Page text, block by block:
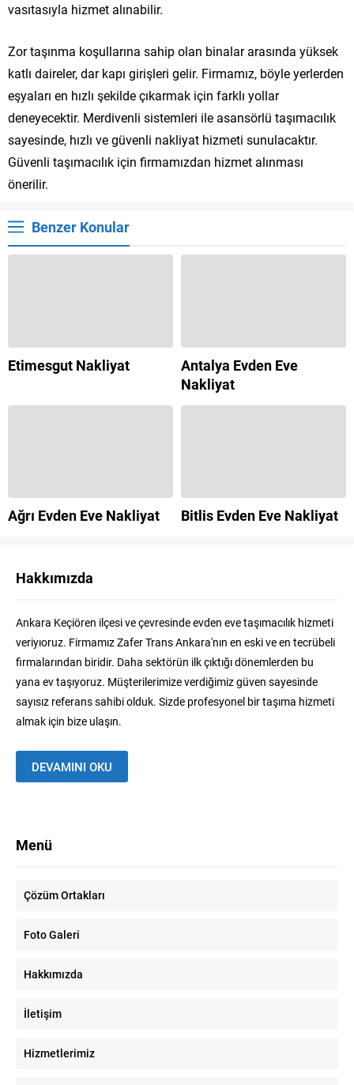
vasıtasıyla hizmet alınabilir.
Zor taşınma koşullarına sahip olan binalar arasında yüksek
katlı daireler, dar kapı girişleri gelir. Firmamız, böyle yerlerden
eşyaları en hızlı şekilde çıkarmak için farklı yollar
deneyecektir. Merdivenli sistemleri ile asansörlü taşımacılık
sayesinde, hızlı ve güvenli nakliyat hizmeti sunulacaktır.
Güvenli taşımacılık için firmamızdan hizmet alınması
önerilir.
Benzer Konular
Etimesgut Nakliyat
Antalya Evden Eve
Nakliyat
Ağrı Evden Eve Nakliyat Bitlis Evden Eve Nakliyat
Hakkımızda
Ankara Keçiören ilçesi ve çevresinde evden eve taşımacılık hizmeti
veriyıoruz. Firmamız Zafer Trans Ankara'nın en eski ve en tecrübeli
firmalarından biridir. Daha sektörün ilk çıktığı dönemlerden bu
yana ev taşıyoruz. Müşterilerimize verdiğimiz güven sayesinde
sayısız referans sahibi olduk. Sizde profesyonel bir taşıma hizmeti
almak için bize ulaşın.
DEVAMINI OKU
Menü
Çözüm Ortakları
Foto Galeri
Hakkımızda
İletişim
Hizmetlerimiz